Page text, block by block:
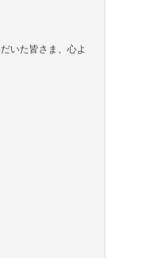
いた皆さま、心よ